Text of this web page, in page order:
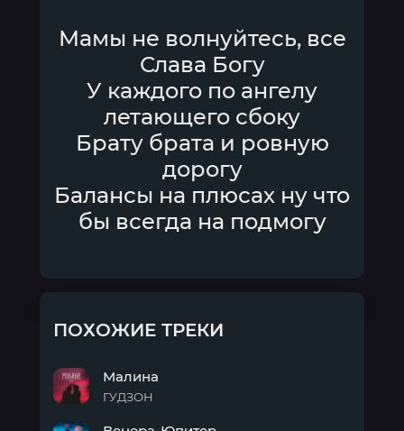
Мамы не волнуйтесь, все
Слава Богу
У каждого по ангелу
летающего сбоку
Брату брата и ровную
дорогу
Балансы на плюсах ну что
бы всегда на подмогу
ПОХОЖИЕ ТРЕКИ
Малина
ГУДЗОН